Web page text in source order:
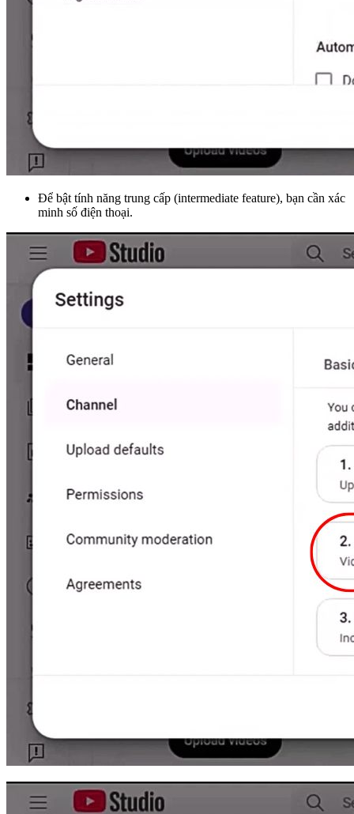
Để bật tính năng trung cấp (intermediate feature), bạn cần xác
minh số điện thoại.